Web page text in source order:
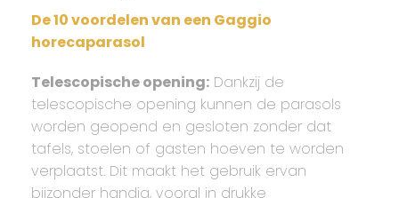
De 10 voordelen van een Gaggio
horecaparasol
Telescopische opening: Dankzij de
telescopische opening kunnen de parasols
worden geopend en gesloten zonder dat
tafels, stoelen of gasten hoeven te worden
verplaatst. Dit maakt het gebruik ervan
bijzonder handig, vooral in drukke